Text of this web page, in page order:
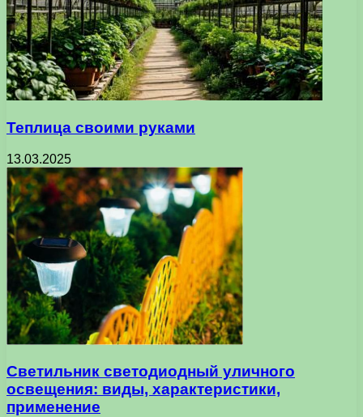
Теплица своими руками
13.03.2025
Светильник светодиодный уличного
освещения: виды, характеристики,
применение